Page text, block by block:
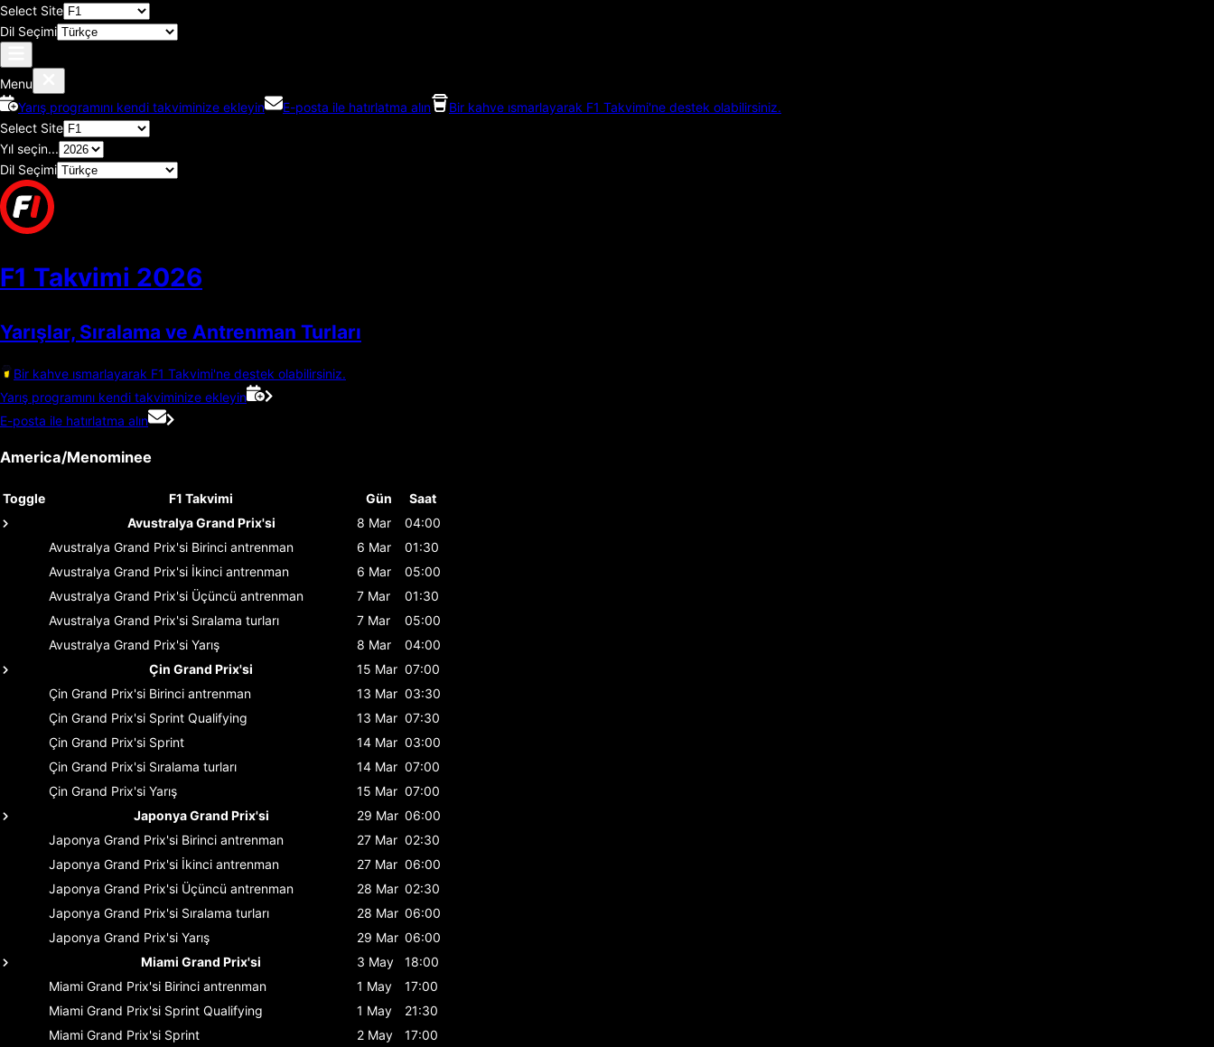
Select Site
Dil Seçimi
Menu
Yarış programını kendi takviminize ekleyin
E-posta ile hatırlatma alın
Bir kahve ısmarlayarak F1 Takvimi'ne destek olabilirsiniz.
Select Site
Yıl seçin...
Dil Seçimi
F1 Takvimi 2026
Yarışlar, Sıralama ve Antrenman Turları
Bir kahve ısmarlayarak F1 Takvimi'ne destek olabilirsiniz.
Yarış programını kendi takviminize ekleyin
E-posta ile hatırlatma alın
America/Menominee
Toggle F1 Takvimi Gün
Saat
Avustralya Grand Prix'si
8 Mar
04:00
Avustralya Grand Prix'si Birinci antrenman 6 Mar
01:30
Avustralya Grand Prix'si İkinci antrenman 6 Mar
05:00
Avustralya Grand Prix'si Üçüncü antrenman 7 Mar
01:30
Avustralya Grand Prix'si Sıralama turları 7 Mar
05:00
Avustralya Grand Prix'si Yarış 8 Mar
04:00
Çin Grand Prix'si
15 Mar 07:00
Çin Grand Prix'si Birinci antrenman 13 Mar 03:30
Çin Grand Prix'si Sprint Qualifying 13 Mar 07:30
Çin Grand Prix'si Sprint 14 Mar 03:00
Çin Grand Prix'si Sıralama turları 14 Mar 07:00
Çin Grand Prix'si Yarış 15 Mar 07:00
Japonya Grand Prix'si
29 Mar 06:00
Japonya Grand Prix'si Birinci antrenman 27 Mar 02:30
Japonya Grand Prix'si İkinci antrenman 27 Mar 06:00
Japonya Grand Prix'si Üçüncü antrenman 28 Mar 02:30
Japonya Grand Prix'si Sıralama turları 28 Mar 06:00
Japonya Grand Prix'si Yarış 29 Mar 06:00
Miami Grand Prix'si
3 May
18:00
Miami Grand Prix'si Birinci antrenman 1 May
17:00
Miami Grand Prix'si Sprint Qualifying 1 May
21:30
Miami Grand Prix'si Sprint 2 May
17:00